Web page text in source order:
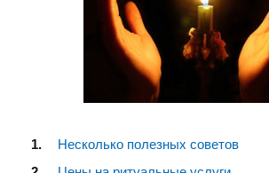
Несколько полезных советов